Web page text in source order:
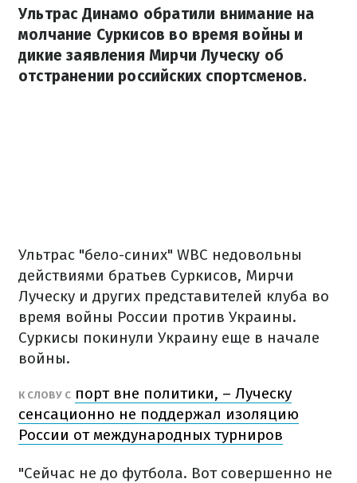
Ультрас Динамо обратили внимание на
молчание Суркисов во время войны и
дикие заявления Мирчи Луческу об
отстранении российских спортсменов.
Ультрас "бело-синих" WBC недовольны
действиями братьев Суркисов, Мирчи
Луческу и других представителей клуба во
время войны России против Украины.
Суркисы покинули Украину еще в начале
войны.
К СЛОВУ С порт вне политики, – Луческу
сенсационно не поддержал изоляцию
России от международных турниров
"Сейчас не до футбола. Вот совершенно не